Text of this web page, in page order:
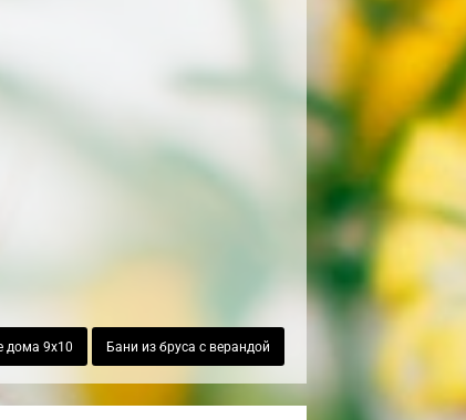
дома 9х10 Бани из бруса с верандой